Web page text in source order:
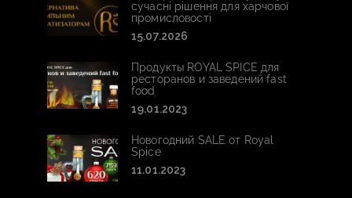
сучасні рішення для харчової
промисловості
15.07.2026
Продукты ROYAL SPICE для
ресторанов и заведений fast
food
19.01.2023
Новогодний SALE от Royal
Spice
11.01.2023